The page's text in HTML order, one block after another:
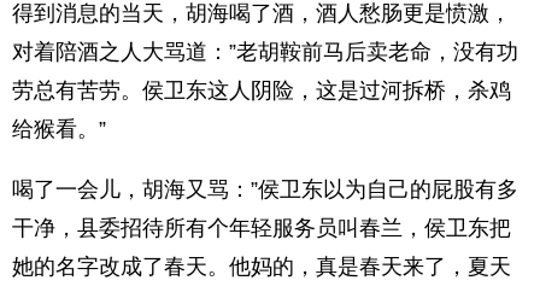
得到消息的当天，胡海喝了酒，酒人愁肠更是愤激，
对着陪酒之人大骂道：”老胡鞍前马后卖老命，没有功
劳总有苦劳。侯卫东这人阴险，这是过河拆桥，杀鸡
给猴看。”
喝了一会儿，胡海又骂：”侯卫东以为自己的屁股有多
干净，县委招待所有个年轻服务员叫春兰，侯卫东把
她的名字改成了春天。他妈的，真是春天来了，夏天